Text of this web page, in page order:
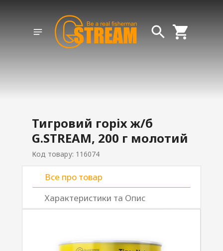
Тигровий горіх ж/б
G.STREAM, 200 г молотий
Код товару: 116074
Все про товар
Характеристики та Опис